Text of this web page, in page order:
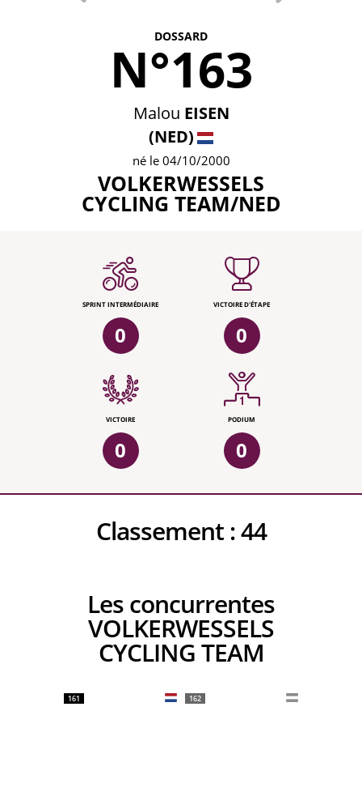
DOSSARD
N°163
Malou EISEN
(NED)
né le 04/10/2000
VOLKERWESSELS
CYCLING TEAM/NED
SPRINT INTERMÉDIAIRE
0
VICTOIRE D'ÉTAPE
0
VICTOIRE
0
PODIUM
0
Classement :44
Les concurrentes
VOLKERWESSELS
CYCLING TEAM
161 162